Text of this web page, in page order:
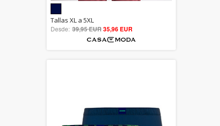
5.00
out of 5
Tallas XL a 5XL
Desde: 39,95 EUR35,96 EUR